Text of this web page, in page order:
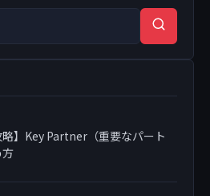
略】Key Partner（重要なパート